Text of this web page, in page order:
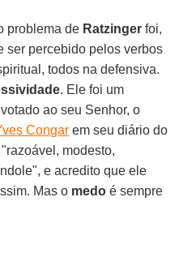
problema de Ratzinger foi,
ser percebido pelos verbos
todos na defensiva.
. Ele foi um
ao seu Senhor, o
Congar em seu diário do
modesto,
e acredito que ele
Mas o medo é sempre